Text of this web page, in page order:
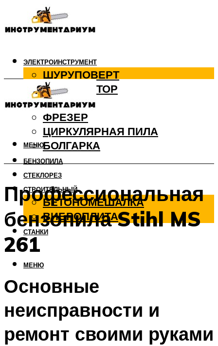
ЭЛЕКТРОИНСТРУМЕНТ
ШУРУПОВЕРТ
ПЕРФОРАТОР
ДРЕЛЬ
ФРЕЗЕР
ЦИРКУЛЯРНАЯ ПИЛА
БОЛГАРКА
БЕНЗОПИЛА
СТЕКЛОРЕЗ
СТРОИТЕЛЬНЫЙ
БЕТОНОМЕШАЛКА
ВИБРОПЛИТА
СТАНКИ
МЕНЮ
МЕНЮ
Профессиональная
бензопила Stihl MS
261
Основные
неисправности и
ремонт своими руками